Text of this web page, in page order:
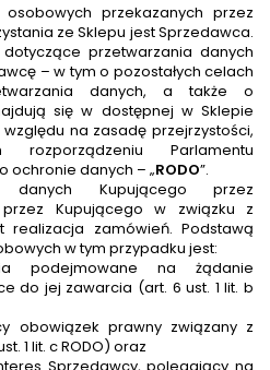
przekazanych przez
ze Sklepu jest Sprzedawca.
przetwarzania danych
– w tym o pozostałych celach
danych, a także o
się w dostępnej w Sklepie
na zasadę przejrzystości,
Parlamentu
ochronie danych – „RODO”.
danych Kupującego przez
Kupującego w związku z
realizacja zamówień. Podstawą
w tym przypadku jest:
podejmowane na żądanie
do jej zawarcia (art. 6 ust. 1 lit. b
obowiązek prawny związany z
1 lit. c RODO) oraz